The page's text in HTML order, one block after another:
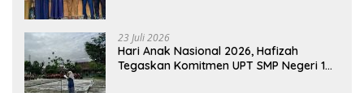
23 Juli 2026
Hari Anak Nasional 2026, Hafizah
Tegaskan Komitmen UPT SMP Negeri 1